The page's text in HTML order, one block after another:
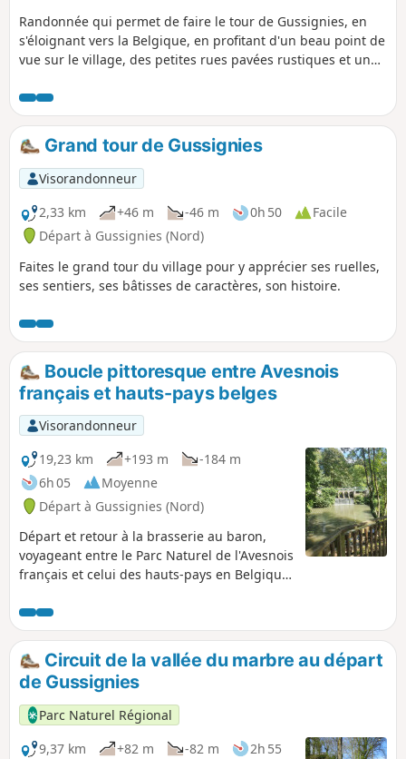
Randonnée qui permet de faire le tour de Gussignies, en
s'éloignant vers la Belgique, en profitant d'un beau point de
vue sur le village, des petites rues pavées rustiques et un
Grand tour de Gussignies
Visorandonneur
2,33 km
+46 m -46 m 0h 50
Facile
Départ à Gussignies (Nord)
Faites le grand tour du village pour y apprécier ses ruelles,
ses sentiers, ses bâtisses de caractères, son histoire.
Boucle pittoresque entre Avesnois
français et hauts-pays belges
Visorandonneur
19,23 km
+193 m
-184 m
6h 05
Moyenne
Départ à Gussignies (Nord)
Départ et retour à la brasserie au baron,
voyageant entre le Parc Naturel de l'Avesnois
français et celui des hauts-pays en Belgique,
plus pittoresques à travers ruelles dérobées,
sentiers tortueux, cœurs de villages
remarquables, chemins au milieu du bocage
et anciennes lignes de chemin de fer.
Circuit de la vallée du marbre au départ
de Gussignies
Parc Naturel Régional
9,37 km
+82 m -82 m 2h 55